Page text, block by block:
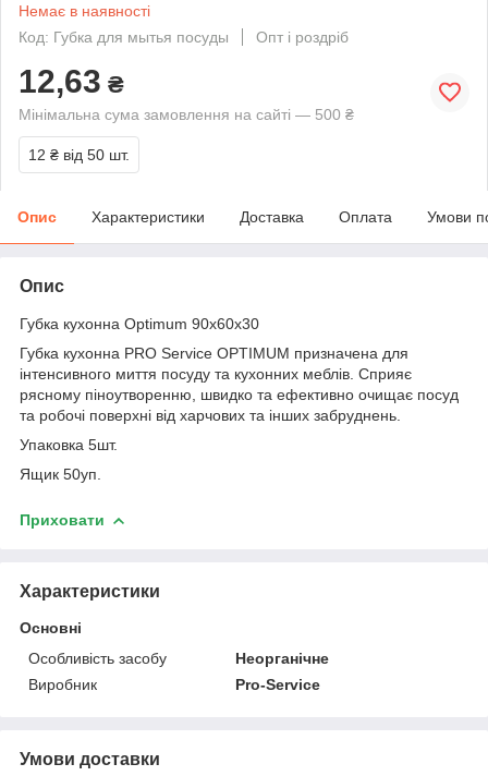
Немає в наявності
Код: Губка для мытья посуды
Опт і роздріб
12,63 ₴
Мінімальна сума замовлення на сайті — 500 ₴
12 ₴ від 50 шт.
Опис Характеристики Доставка Оплата Умови
Опис
Губка кухонна Optimum 90х60х30
Губка кухонна PRO Service OPTIMUM призначена для
інтенсивного миття посуду та кухонних меблів. Сприяє
рясному піноутворенню, швидко та ефективно очищає посуд
та робочі поверхні від харчових та інших забруднень.
Упаковка 5шт.
Ящик 50уп.
Приховати
Характеристики
Основні
Особливість засобу
Неорганічне
Виробник
Pro-Service
Умови доставки